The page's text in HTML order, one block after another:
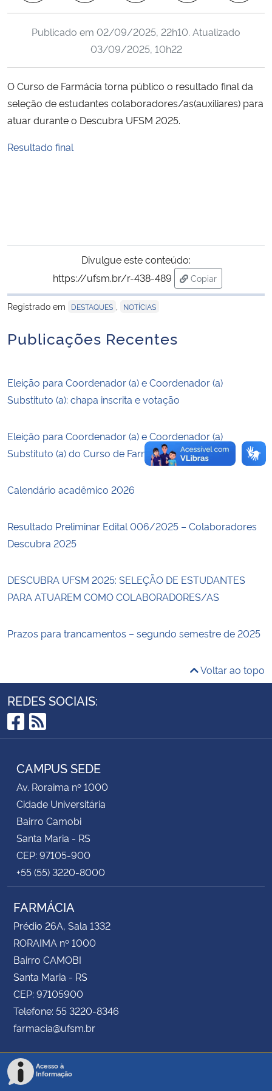
Ministério da Ciência, Tecnologia, Inovações e Comunicações
Ministério da Mulher, da Família e dos Direitos Humanos
Secretaria de Governo
Advocacia-Geral da União
Publicado em 02/09/2025, 22h10. Atualizado
03/09/2025, 10h22
O Curso de Farmácia torna público o resultado final da
seleção de estudantes colaboradores/as(auxiliares) para
atuar durante o Descubra UFSM 2025.
Resultado final
Divulgue este conteúdo:
https://ufsm.br/r-438-489
Copiar
para área de
Registrado em
DESTAQUES NOTÍCIAS
Publicações Recentes
Eleição para Coordenador (a) e Coordenador (a)
Substituto (a): chapa inscrita e votação
Eleição para Coordenador (a) e Coordenador (a)
Substituto (a) do Curso de Farmácia
Calendário acadêmico 2026
Resultado Preliminar Edital 006/2025 – Colaboradores
Descubra 2025
DESCUBRA UFSM 2025: SELEÇÃO DE ESTUDANTES
PARA ATUAREM COMO COLABORADORES/AS
Prazos para trancamentos – segundo semestre de 2025
Voltar ao topo
REDES SOCIAIS:
Facebook
RSS
CAMPUS SEDE
Av. Roraima nº 1000
Cidade Universitária
Bairro Camobi
Santa Maria - RS
CEP: 97105-900
+55 (55) 3220-8000
FARMÁCIA
Prédio 26A, Sala 1332
RORAIMA nº 1000
Bairro CAMOBI
Santa Maria - RS
CEP: 97105900
Telefone: 55 3220-8346
farmacia@ufsm.br
Acesso à
Informação